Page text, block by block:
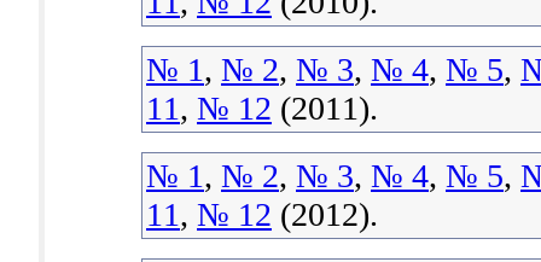
№ 1, № 2, № 3, № 4, № 5,
11, № 12 (2011).
№ 1, № 2, № 3, № 4, № 5,
11, № 12 (2012).